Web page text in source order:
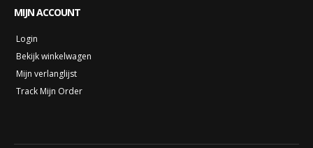
MIJN ACCOUNT
Login
Bekijk winkelwagen
Mijn verlanglijst
Track Mijn Order